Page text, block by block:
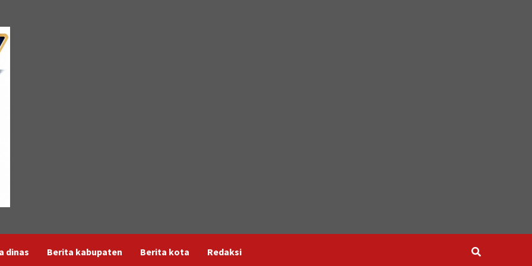
dinas Berita kabupaten Berita kota Redaksi